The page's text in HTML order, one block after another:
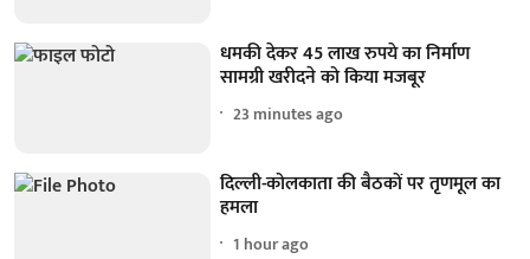
धमकी देकर 45 लाख रुपये का निर्माण
सामग्री खरीदने को किया मजबूर
23 minutes ago
दिल्ली-कोलकाता की बैठकों पर तृणमूल का
हमला
1 hour ago